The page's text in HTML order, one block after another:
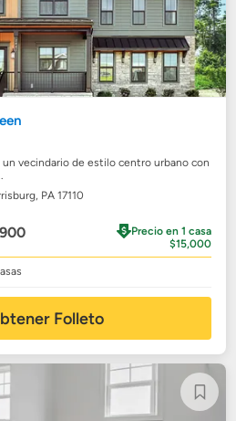
vecindario de estilo centro urbano con
PA 17110
Precio en 1 casa
$15,000
Folleto